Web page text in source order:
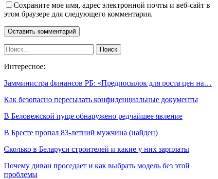
Сохраните мое имя, адрес электронной почты и веб-сайт в
этом браузере для следующего комментария.
Интересное:
Замминистра финансов РБ: «Предпосылок для роста цен на…
Как безопасно пересылать конфиденциальные документы
В Беловежской пуще обнаружено редчайшее явление
В Бресте пропал 83-летний мужчина (найден)
Сколько в Беларуси строителей и какие у них зарплаты
Почему диван проседает и как выбрать модель без этой
проблемы